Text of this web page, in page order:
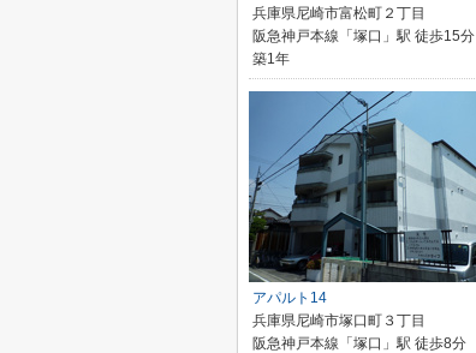
兵庫県尼崎市富松町２丁目
阪急神戸本線「塚口」駅 徒歩15分
築1年
アパルト14
兵庫県尼崎市塚口町３丁目
阪急神戸本線「塚口」駅 徒歩8分